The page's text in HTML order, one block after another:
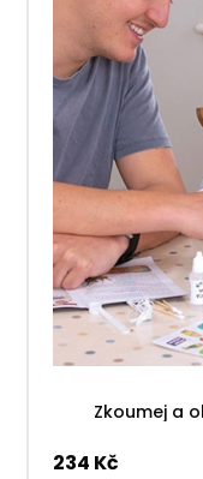
Zkoumej a
234 Kč